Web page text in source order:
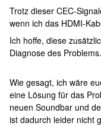
Trotz dieser CEC-
wenn ich das HDMI-
Ich hoffe, diese
Diagnose des Problems.
Wie gesagt, ich wäre
eine Lösung für das
neuen Soundbar und
ist dadurch leider nicht